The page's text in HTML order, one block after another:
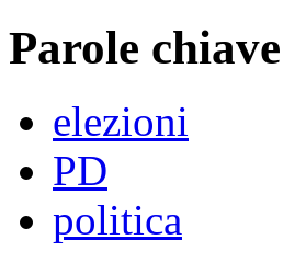
Parole chiave
elezioni
PD
politica